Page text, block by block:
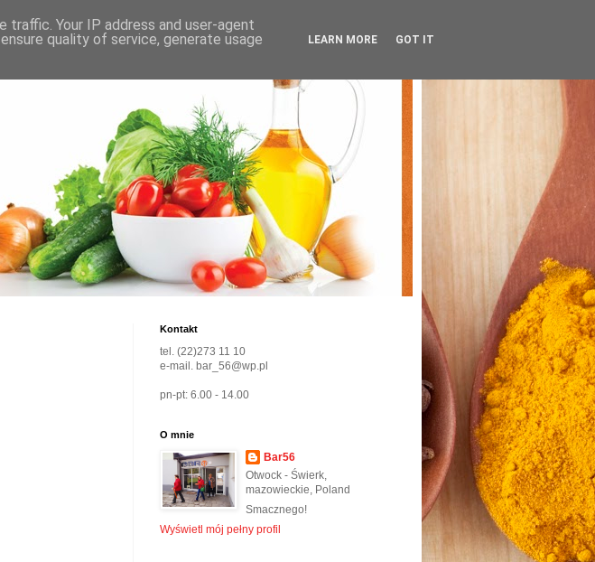
Kontakt
tel. (22)273 11 10
e-mail. bar_56@wp.pl
pn-pt: 6.00 - 14.00
O mnie
Bar56
Otwock - Świerk,
mazowieckie, Poland
Smacznego!
Wyświetl mój pełny profil
Your IP address and user-agent
quality of service, generate usage
LEARN MORE GOT IT